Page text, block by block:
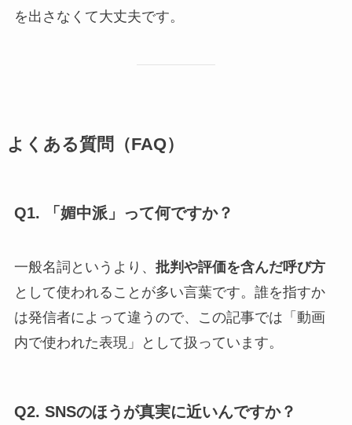
を出さなくて大丈夫です。
よくある質問（FAQ）
Q1. 「媚中派」って何ですか？
一般名詞というより、 批判や評価を含んだ呼び方
として使われることが多い言葉です。誰を指すか
は発信者によって違うので、この記事では「動画
内で使われた表現」として扱っています。
Q2. SNSのほうが真実に近いんですか？